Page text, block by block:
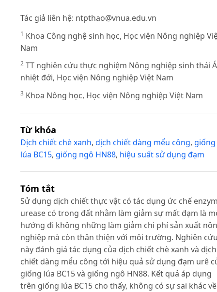
Tác giả liên hệ: ntpthao@vnua.edu.vn
1 Khoa Công nghệ sinh học, Học viện Nông nghiệp
Nam
2 TT nghiên cứu thực nghiệm Nông nghiệp sinh thái Á
nhiệt đới, Học viện Nông nghiệp Việt Nam
3 Khoa Nông học, Học viện Nông nghiệp Việt Nam
Từ khóa
Dịch chiết chè xanh, dịch chiết dàng mểu công, giống
lúa BC15, giống ngô HN88, hiệu suất sử dụng đạm
Tóm tắt
Sử dụng dịch chiết thực vật có tác dụng ức chế
urease có trong đất nhằm làm giảm sự mất đạm là
hướng đi không những làm giảm chi phí sản xuất
nghiệp mà còn thân thiện với môi trường. Nghiên
này đánh giá tác dụng của dịch chiết chè xanh và dịch
chiết dàng mểu công tới hiệu quả sử dụng đạm urê
giống lúa BC15 và giống ngô HN88. Kết quả áp dụng
trên giống lúa BC15 cho thấy, không có sự sai khác về